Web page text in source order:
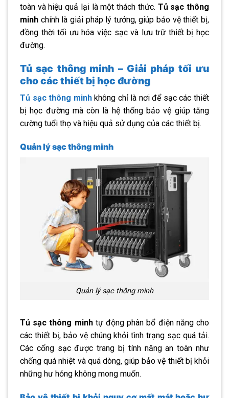
toàn và hiệu quả lại là một thách thức. Tủ sạc thông
minh chính là giải pháp lý tưởng, giúp bảo vệ thiết bị,
đồng thời tối ưu hóa việc sạc và lưu trữ thiết bị học
đường.
Tủ sạc thông minh – Giải pháp tối ưu
cho các thiết bị học đường
Tủ sạc thông minhkhông chỉ là nơi để sạc các thiết
bị học đường mà còn là hệ thống bảo vệ giúp tăng
cường tuổi thọ và hiệu quả sử dụng của các thiết bị.
Quản lý sạc thông minh
Quản lý sạc thông minh
Tủ sạc thông minhtự động phân bổ điện năng cho
các thiết bị, bảo vệ chúng khỏi tình trạng sạc quá tải.
Các cổng sạc được trang bị tính năng an toàn như
chống quá nhiệt và quá dòng, giúp bảo vệ thiết bị khỏi
những hư hỏng không mong muốn.